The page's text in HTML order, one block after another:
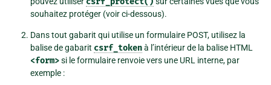
souhaitez protéger (voir ci-dessous).
Dans tout gabarit qui utilise un formulaire POST, utilisez la
balise de gabarit csrf_tokenà l’intérieur de la balise HTML
<form>si le formulaire renvoie vers une URL interne, par
exemple :